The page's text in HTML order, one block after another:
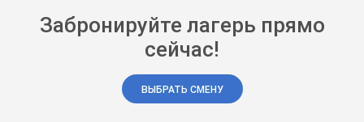
Забронируйте лагерь прямо
сейчас!
ВЫБРАТЬ СМЕНУ